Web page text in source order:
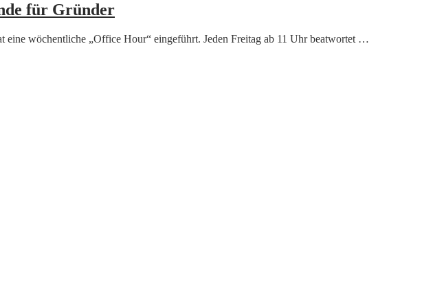
für Gründer
eine wöchentliche „Office Hour“ eingeführt. Jeden Freitag ab 11 Uhr beatwortet …